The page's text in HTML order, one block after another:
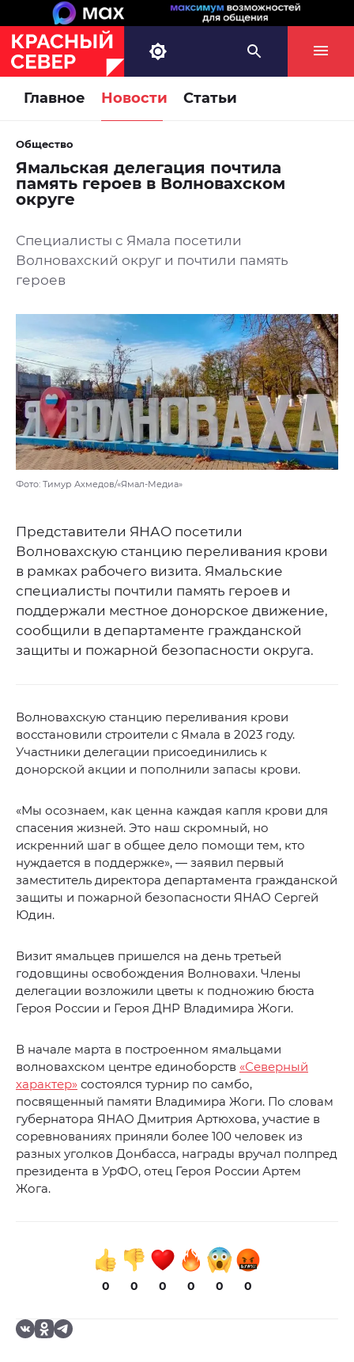
Главное Новости Статьи
Общество
Ямальская делегация почтила
память героев в Волновахском
округе
Специалисты с Ямала посетили
Волновахский округ и почтили память
героев
Фото: Тимур Ахмедов/«Ямал-Медиа»
Представители ЯНАО посетили
Волновахскую станцию переливания крови
в рамках рабочего визита. Ямальские
специалисты почтили память героев и
поддержали местное донорское движение,
сообщили в департаменте гражданской
защиты и пожарной безопасности округа.
Волновахскую станцию переливания крови
восстановили строители с Ямала в 2023 году.
Участники делегации присоединились к
донорской акции и пополнили запасы крови.
«Мы осознаем, как ценна каждая капля крови для
спасения жизней. Это наш скромный, но
искренний шаг в общее дело помощи тем, кто
нуждается в поддержке», — заявил первый
заместитель директора департамента гражданской
защиты и пожарной безопасности ЯНАО Сергей
Юдин.
Визит ямальцев пришелся на день третьей
годовщины освобождения Волновахи. Члены
делегации возложили цветы к подножию бюста
Героя России и Героя ДНР Владимира Жоги.
В начале марта в построенном ямальцами
волновахском центре единоборств «Северный
характер» состоялся турнир по самбо,
посвященный памяти Владимира Жоги. По словам
губернатора ЯНАО Дмитрия Артюхова, участие в
соревнованиях приняли более 100 человек из
разных уголков Донбасса, награды вручал полпред
президента в УрФО, отец Героя России Артем
Жога.
0 0 0 0 0 0